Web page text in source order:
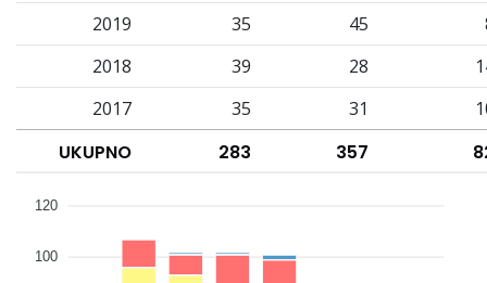
2019
35 45
2018
39 28
2017
35 31
UKUPNO 283 357
120
100